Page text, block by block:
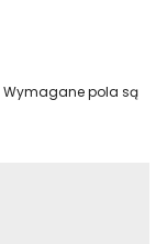
Wymagane pola są